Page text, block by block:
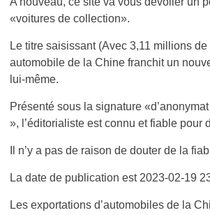
«voitures de collection».
Le titre saisissant (Avec 3,11 millions
automobile de la Chine franchit un
lui-même.
Présenté sous la signature «d’anonymat
», l’éditorialiste est connu et fiable pour
Il n’y a pas de raison de douter de la
La date de publication est 2023-02-19
Les exportations d’automobiles de la